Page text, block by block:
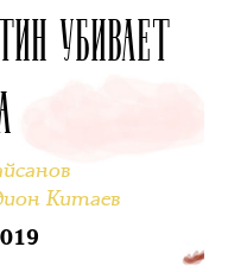
УБИВАЕТ
Китаев